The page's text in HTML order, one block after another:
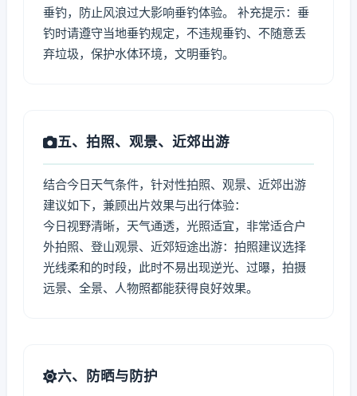
垂钓，防止风浪过大影响垂钓体验。 补充提示：垂
钓时请遵守当地垂钓规定，不违规垂钓、不随意丢
弃垃圾，保护水体环境，文明垂钓。
五、拍照、观景、近郊出游
结合今日天气条件，针对性拍照、观景、近郊出游
建议如下，兼顾出片效果与出行体验：
今日视野清晰，天气通透，光照适宜，非常适合户
外拍照、登山观景、近郊短途出游：拍照建议选择
光线柔和的时段，此时不易出现逆光、过曝，拍摄
远景、全景、人物照都能获得良好效果。
六、防晒与防护